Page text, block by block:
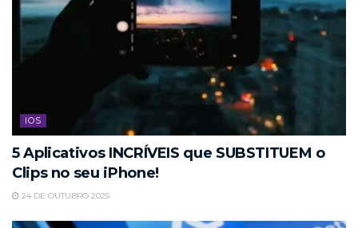
IOS
5 Aplicativos INCRÍVEIS que SUBSTITUEM o
Clips no seu iPhone!
24 DE OUTUBRO 2025